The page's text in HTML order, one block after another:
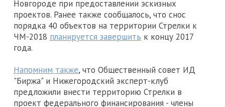
Новгороде при предоставлении эскизных
проектов. Ранее также сообщалось, что снос
порядка 40 объектов на территории Стрелки к
ЧМ-2018 планируется завершить к концу 2017
года.
Напомним также, что Общественный совет ИД
"Биржа" и Нижегородский эксперт-клуб
предложили внести территорию Стрелки в
проект федерального финансирования - члены